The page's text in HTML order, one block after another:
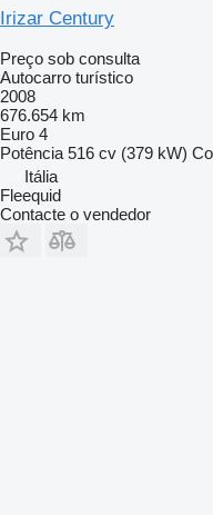
Irizar Century
Preço sob consulta
Autocarro turístico
2008
676.654 km
Euro 4
Potência 516 cv (379 kW)
Itália
Fleequid
Contacte o vendedor